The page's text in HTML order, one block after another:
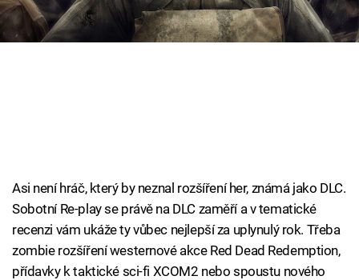
Cool Esport
Přihlášení
Sledujte nás
Asi není hráč, který by neznal rozšíření her, známá jako DLC.
Sobotní Re-play se právě na DLC zaměří a v tematické
recenzi vám ukáže ty vůbec nejlepší za uplynulý rok. Třeba
zombie rozšíření westernové akce Red Dead Redemption,
přídavky k taktické sci-fi XCOM2 nebo spoustu nového